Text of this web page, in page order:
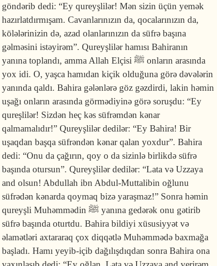
göndərib dedi: “Ey qureyşlilər! Mən sizin üçün yemək
hazırlatdırmışam. Cavanlarınızın da, qocalarınızın da,
kölələrinizin də, azad olanlarınızın da süfrə başına
gəlməsini istəyirəm”. Qureyşlilər hamısı Bahiranın
yanına toplandı, amma Allah Elçisi ﷺ onların arasında
yox idi. O, yaşca hamıdan kiçik olduğuna görə dəvələrin
yanında qaldı. Bahira gələnlərə göz gəzdirdi, lakin həmin
uşağı onların arasında görmədiyinə görə soruşdu: “Ey
qureşlilər! Sizdən heç kəs süfrəmdən kənar
qalmamalıdır!” Qureyşlilər dedilər: “Ey Bahira! Bir
uşaqdan başqa süfrəndən kənar qalan yoxdur”. Bahira
dedi: “Onu da çağırın, qoy o da sizinlə birlikdə süfrə
başında otursun”. Qureyşlilər dedilər: “Lata və Uzzaya
and olsun! Abdullah ibn Abdul-Muttalibin oğlunu
süfrədən kənarda qoymaq bizə yaraşmaz!” Sonra həmin
qureyşli Muhəmmədin ﷺ yanına gedərək onu gətirib
süfrə başında oturtdu. Bahira bildiyi xüsusiyyət və
əlamətləri axtararaq çox diqqətlə Muhəmmədə baxmağa
başladı. Hamı yeyib-içib dağılışdıqdan sonra Bahira ona